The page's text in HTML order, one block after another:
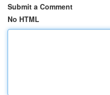
Submit a Comment
No HTML